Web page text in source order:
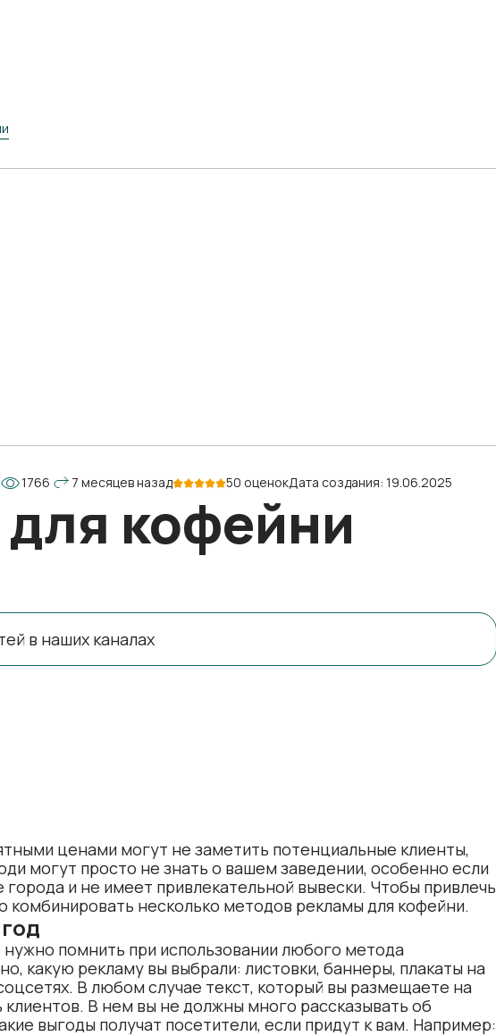
1766 7 месяцев назад 50 оценокДата создания: 19.06.2025
кофейни
в наших каналах
ценами могут не заметить потенциальные клиенты,
могут просто не знать о вашем заведении, особенно если
и не имеет привлекательной вывески. Чтобы привлечь
комбинировать несколько методов рекламы для кофейни.
помнить при использовании любого метода
какую рекламу вы выбрали: листовки, баннеры, плакаты на
В любом случае текст, который вы размещаете на
В нем вы не должны много рассказывать об
выгоды получат посетители, если придут к вам. Например: